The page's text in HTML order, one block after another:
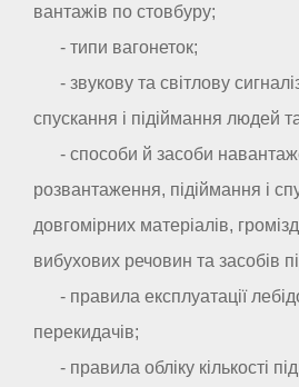
вантажів по стовбуру;
- типи вагонеток;
- звукову та світлову
спускання і підіймання людей
- способи й засоби
розвантаження, підіймання і
довгомірних матеріалів,
вибухових речовин та засобів
- правила експлуатації
перекидачів;
- правила обліку кількості